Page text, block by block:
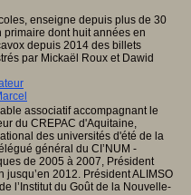
enseigne depuis plus de 30
primaire dont huit années en
depuis 2014 des billets
par Mickaël Roux et Dawid
associatif accompagnant le
du CREPAC d'Aquitaine,
des universités d'été de la
général du CI’NUM -
de 2005 à 2007, Président
2012. Président ALIMSO
l’Institut du Goût de la Nouvelle-